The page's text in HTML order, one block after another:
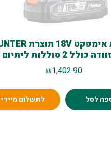
כולל 2 סוללות ליתיום
₪1,402.90
לסל לתשלום מיידי